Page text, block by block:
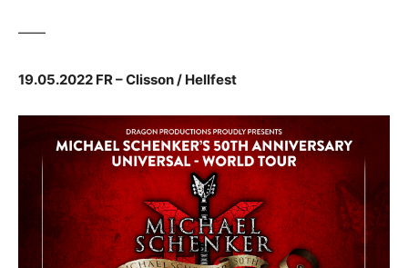
——
19.05.2022 FR – Clisson / Hellfest